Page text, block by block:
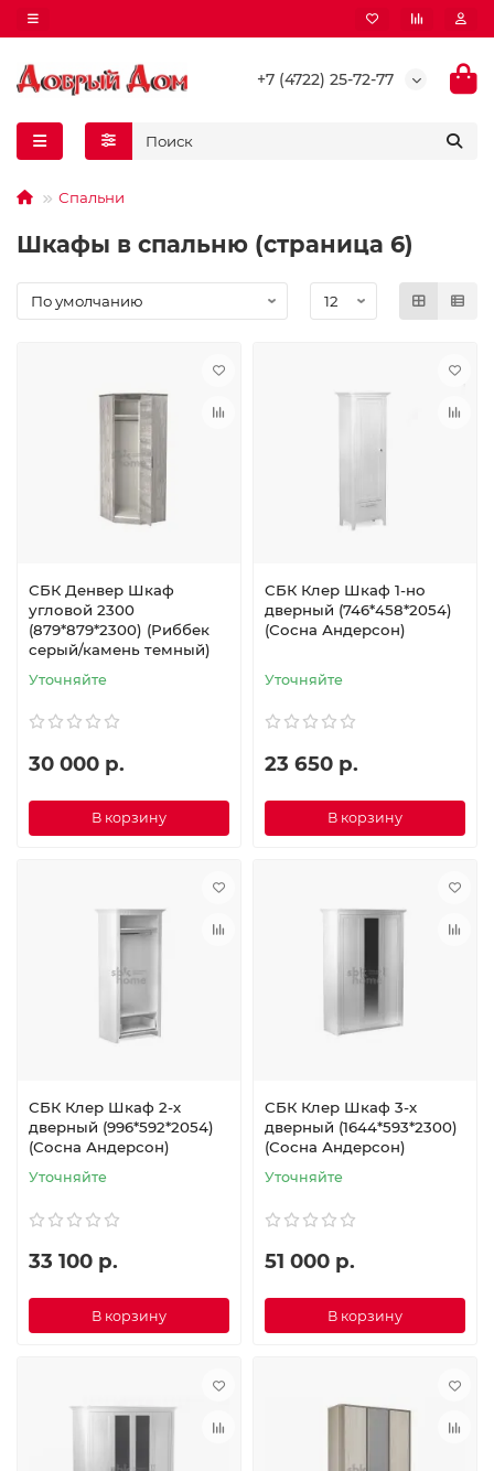
+7 (4722) 25-72-77
Спальни
Шкафы в спальню (страница 6)
СБК Денвер Шкаф
угловой 2300
(879*879*2300) (Риббек
серый/камень темный)
Уточняйте
30 000 р.
В корзину
СБК Клер Шкаф 1-но
дверный (746*458*2054)
(Сосна Андерсон)
Уточняйте
23 650 р.
В корзину
СБК Клер Шкаф 2-х
дверный (996*592*2054)
(Сосна Андерсон)
Уточняйте
33 100 р.
В корзину
СБК Клер Шкаф 3-х
дверный (1644*593*2300)
(Сосна Андерсон)
Уточняйте
51 000 р.
В корзину